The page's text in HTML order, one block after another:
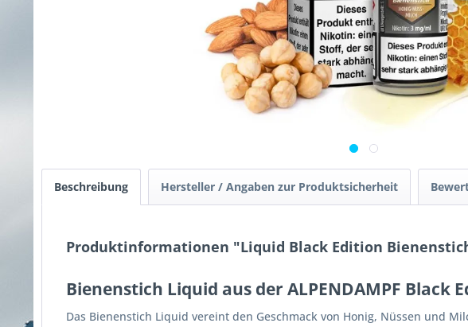
Beschreibung Hersteller / Angaben zur Produktsicherheit
Produktinformationen "Liquid Black Edition
Bienenstich Liquid aus der ALPENDAMPF Black
Das Bienenstich Liquid vereint den Geschmack von Honig, Nüssen und